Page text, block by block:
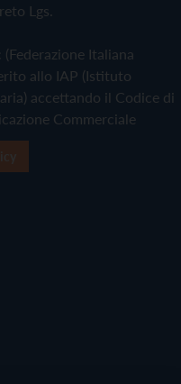
Lgs.
Italiana
allo IAP (Istituto
accettando il Codice di
Commerciale